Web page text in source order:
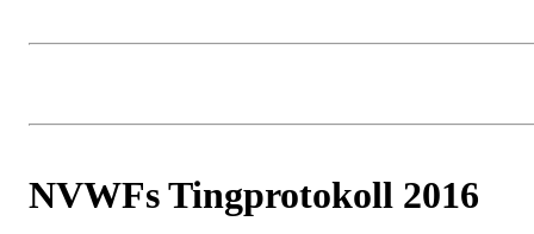
NVWFs Tingprotokoll 2016